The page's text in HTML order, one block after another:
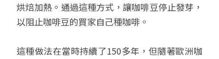
烘焙加熱。通過這種方式，讓咖啡豆停止發芽，
以阻止咖啡豆的買家自己種咖啡。
這種做法在當時持續了150多年，但隨著歐洲咖